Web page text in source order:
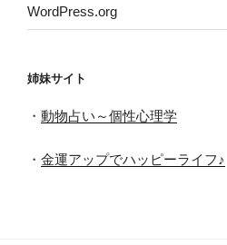
WordPress.org
姉妹サイト
・ 動物占い～個性心理学
・ 金運アップでハッピーライフ♪